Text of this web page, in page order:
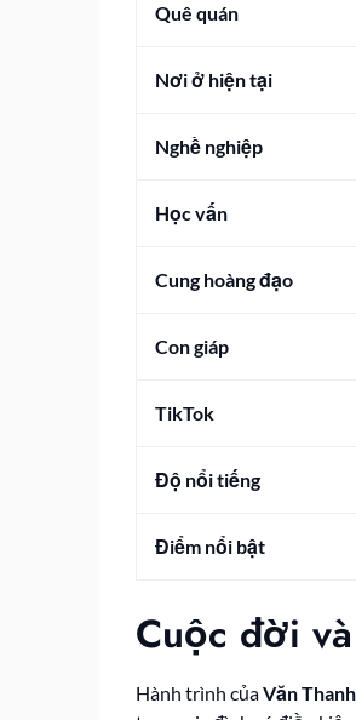
Quê quán
Nơi ở hiện tại
Nghề nghiệp
Học vấn
Cung hoàng đạo
Con giáp
TikTok
Độ nổi tiếng
Điểm nổi bật
Cuộc đời
Hành trình củaVăn